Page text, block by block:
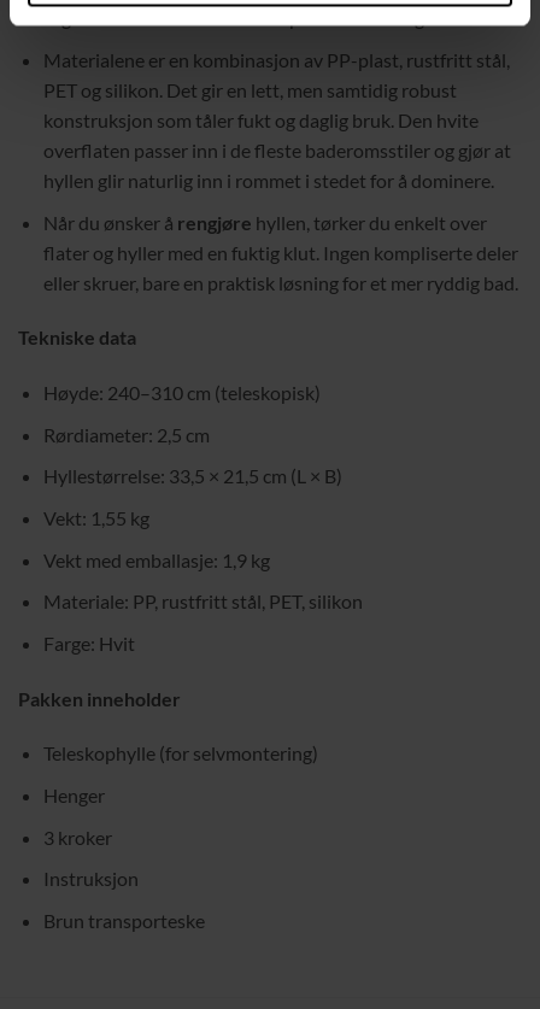
Materialene er en kombinasjon av PP-plast, rustfritt stål,
PET og silikon. Det gir en lett, men samtidig robust
konstruksjon som tåler fukt og daglig bruk. Den hvite
overflaten passer inn i de fleste baderomsstiler og gjør at
hyllen glir naturlig inn i rommet i stedet for å dominere.
Når du ønsker å rengjøre hyllen, tørker du enkelt over
flater og hyller med en fuktig klut. Ingen kompliserte deler
eller skruer, bare en praktisk løsning for et mer ryddig bad.
Tekniske data
Høyde: 240–310 cm (teleskopisk)
Rørdiameter: 2,5 cm
Hyllestørrelse: 33,5 × 21,5 cm (L × B)
Vekt: 1,55 kg
Vekt med emballasje: 1,9 kg
Materiale: PP, rustfritt stål, PET, silikon
Farge: Hvit
Pakken inneholder
Teleskophylle (for selvmontering)
Henger
3 kroker
Instruksjon
Brun transporteske